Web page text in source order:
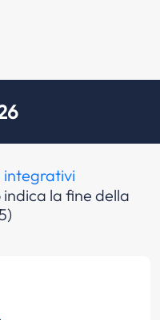
integrativi
la fine della